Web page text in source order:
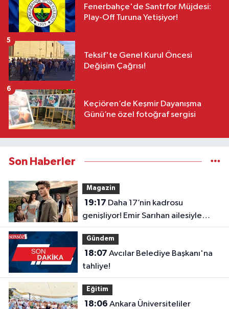
Fenerbahçe'de Santrfor Müjdesi:
Play-Off Turuna Yetişiyor!
Teksif'te Genel Kurul Öncesi
Değişim Çağrısı!
5
Keçiören’de Keşmir Dayanışma
Günü’ne özel fotoğraf sergisi
6
Son Haberler
Magazin
19:17
genişliyor! Emir Sarıhan ailesiyle
geliyor
Gündem
18:07
tahliye!
Eğitim
18:06